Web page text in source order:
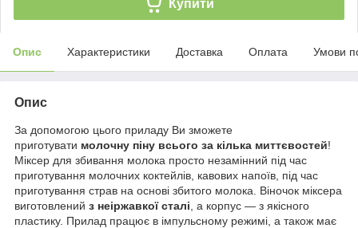
Купити
Опис Характеристики Доставка Оплата Умови
Опис
За допомогою цього приладу Ви зможете
приготувати молочну піну всього за кілька миттєвостей!
Міксер для збивання молока просто незамінний під час
приготування молочних коктейлів, кавових напоїв, під час
приготування страв на основі збитого молока. Віночок міксера
виготовлений з неіржавкої сталі , а корпус — з якісного
пластику. Прилад працює в імпульсному режимі, а також має